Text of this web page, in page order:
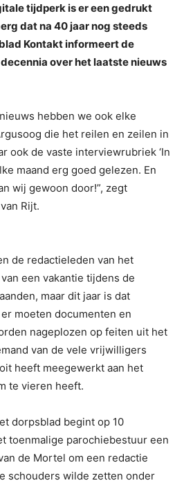
tijdperk is er een gedrukt
dat na 40 jaar nog steeds
Kontakt informeert de
over het laatste nieuws
hebben we ook elke
die het reilen en zeilen in
ook de vaste interviewrubriek ‘In
maand erg goed gelezen. En
wij gewoon door!”, zegt
Rijt.
de redactieleden van het
een vakantie tijdens de
maar dit jaar is dat
moeten documenten en
nageplozen op feiten uit het
van de vele vrijwilligers
heeft meegewerkt aan het
te vieren heeft.
dorpsblad begint op 10
toenmalige parochiebestuur een
de Mortel om een redactie
schouders wilde zetten onder